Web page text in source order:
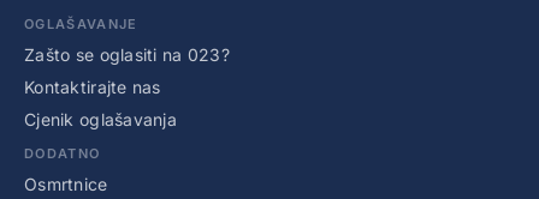
OGLAŠAVANJE
Zašto se oglasiti na 023?
Kontaktirajte nas
Cjenik oglašavanja
DODATNO
Osmrtnice